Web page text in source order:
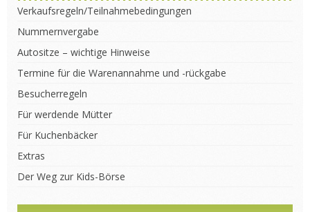
Verkaufsregeln/Teilnahmebedingungen
Nummernvergabe
Autositze – wichtige Hinweise
Termine für die Warenannahme und -rückgabe
Besucherregeln
Für werdende Mütter
Für Kuchenbäcker
Extras
Der Weg zur Kids-Börse